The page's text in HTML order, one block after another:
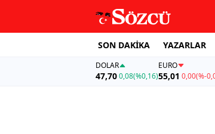
SON DAKİKA YAZARLAR
DOLAR
47,700,08(%0,16)
EURO
55,01 0,00(%-